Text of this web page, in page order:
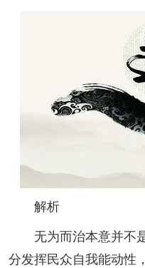
解析
无为而治本意并不是
分发挥民众自我能动性